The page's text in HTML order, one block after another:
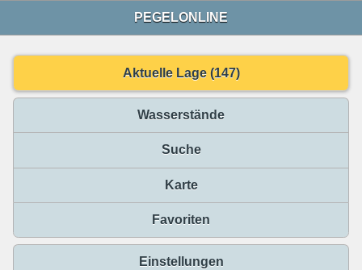
PEGELONLINE
Aktuelle Lage (147)
Wasserstände
Suche
Karte
Favoriten
Einstellungen